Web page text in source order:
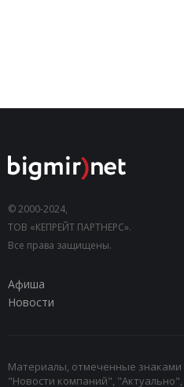
© 2000-2024,
ТОВ «КЕПРЕЙТ ПАРТНЕРС».
Все права защищены.
Афиша
Новости
Материалы, отмеченные
"Новости компаний",